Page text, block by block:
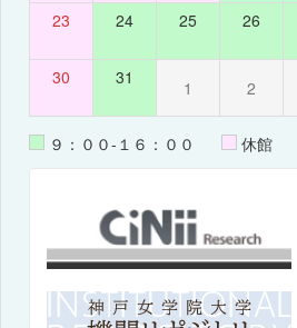
23 24 25 26
30 31 1 2
９：００-１６：００ 休館